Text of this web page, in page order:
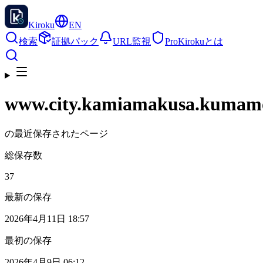
Kiroku
EN
検索
証拠パック URL監視 ProKirokuとは
の最近保存されたページ
総保存数
37
最新の保存
2026年4月11日 18:57
最初の保存